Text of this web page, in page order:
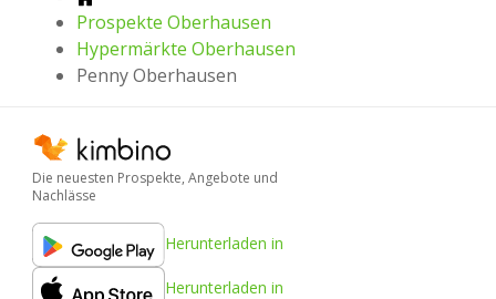
Prospekte Oberhausen
Hypermärkte Oberhausen
Penny Oberhausen
Die neuesten Prospekte, Angebote und
Nachlässe
Herunterladen in
Herunterladen in